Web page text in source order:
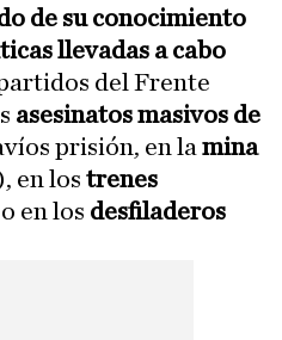
de su conocimiento
llevadas a cabo
del Frente
asesinatos masivos de
prisión, en la mina
en los trenes
en los desfiladeros